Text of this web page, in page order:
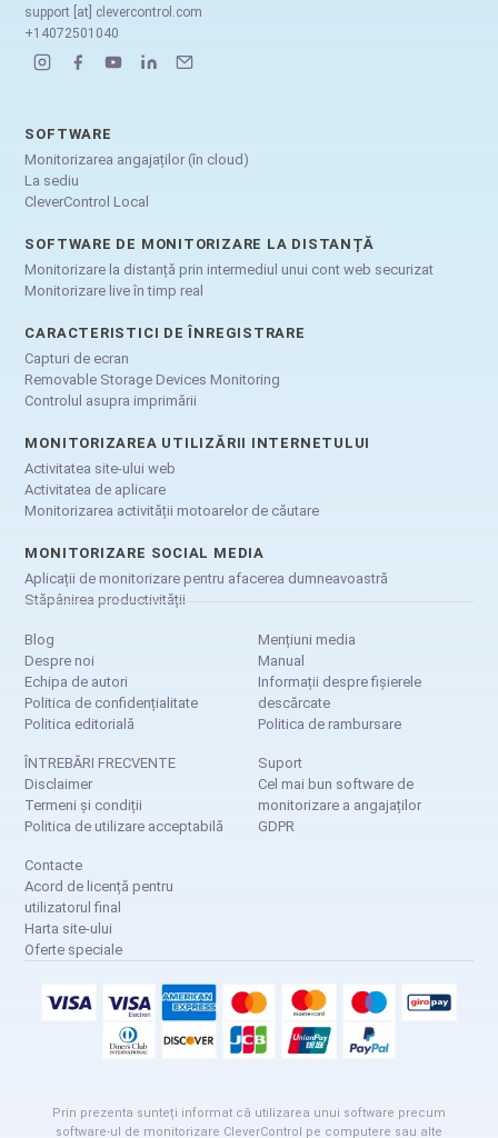
support [at] clevercontrol.com
+14072501040
SOFTWARE
Monitorizarea angajaților (în cloud)
La sediu
CleverControl Local
SOFTWARE DE MONITORIZARE LA DISTANȚĂ
Monitorizare la distanță prin intermediul unui cont web securizat
Monitorizare live în timp real
CARACTERISTICI DE ÎNREGISTRARE
Capturi de ecran
Removable Storage Devices Monitoring
Controlul asupra imprimării
MONITORIZAREA UTILIZĂRII INTERNETULUI
Activitatea site-ului web
Activitatea de aplicare
Monitorizarea activității motoarelor de căutare
MONITORIZARE SOCIAL MEDIA
Aplicații de monitorizare pentru afacerea dumneavoastră
Stăpânirea productivității
Blog
Despre noi
Echipa de autori
Politica de confidențialitate
Politica editorială
Mențiuni media
Manual
Informații despre fișierele
descărcate
Politica de rambursare
ÎNTREBĂRI FRECVENTE
Disclaimer
Termeni și condiții
Politica de utilizare acceptabilă
Suport
Cel mai bun software de
monitorizare a angajaților
GDPR
Contacte
Acord de licență pentru
utilizatorul final
Harta site-ului
Oferte speciale
Prin prezenta sunteți informat că utilizarea unui software precum
software-ul de monitorizare CleverControl pe computere sau alte